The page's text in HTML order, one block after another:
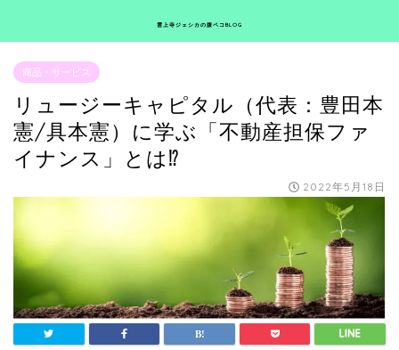
雲上寺ジェシカの腹ペコBLOG
商品・サービス
リュージーキャピタル（代表：豊田本
憲/具本憲）に学ぶ「不動産担保ファ
イナンス」とは⁉️
2022年5月18日